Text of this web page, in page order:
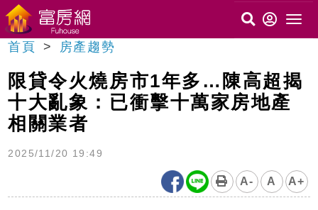
首頁 房產趨勢
限貸令火燒房市1年多…陳高超揭
十大亂象：已衝擊十萬家房地產
相關業者
2025/11/20 19:49
A- A A+